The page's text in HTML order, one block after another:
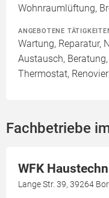
Wohnraumlüftung,
ANGEBOTENE
Wartung, Reparatur,
Austausch,
Thermostat,
Fachbetriebe
WFK
Lange Str. 39, 39264